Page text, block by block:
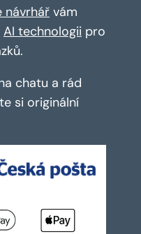
návrhář vám
AI technologii pro
chatu a rád
si originální